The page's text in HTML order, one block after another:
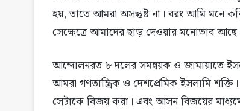
হয়, তাতে আমরা অসন্তুষ্ট না। বরং আমি মনে
সেক্ষেত্রে আমাদের ছাড় দেওয়ার মনোভাব
আন্দোলনরত ৮ দলের সমন্বয়ক ও জামায়াতে
আমরা গণতান্ত্রিক ও দেশপ্রেমিক ইসলামি
সেটাকে বিজয় করা। এবং আসন বিজয়ের